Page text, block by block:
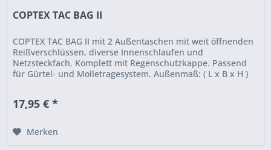
COPTEX TAC BAG II
COPTEX TAC BAG II mit 2 Außentaschen mit weit öffnenden
Reißverschlüssen, diverse Innenschlaufen und
Netzsteckfach. Komplett mit Regenschutzkappe. Passend
für Gürtel- und Molletragesystem. Außenmaß: ( L x B x H )
17,95 € *
Merken